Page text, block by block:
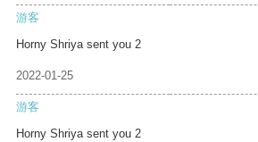
游客
Horny Shriya sent you 2
2022-01-25
游客
Horny Shriya sent you 2